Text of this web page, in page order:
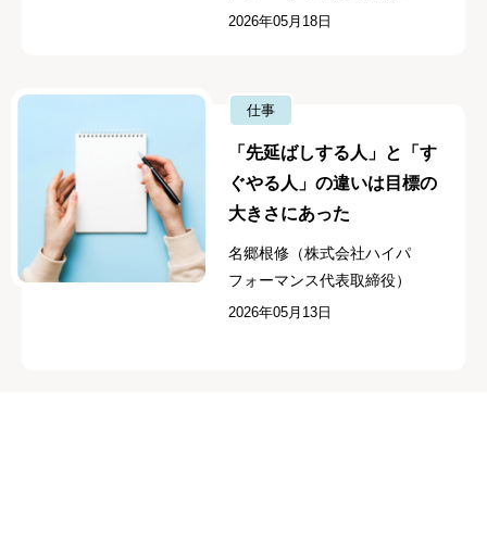
2026年05月18日
仕事
「先延ばしする人」と「す
ぐやる人」の違いは目標の
大きさにあった
名郷根修（株式会社ハイパ
フォーマンス代表取締役）
2026年05月13日